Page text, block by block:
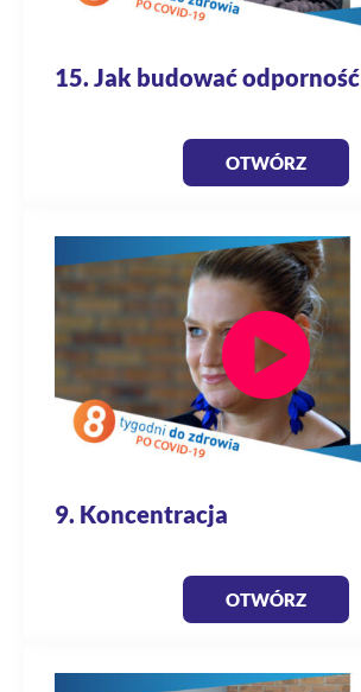
15. Jak budować odporność
OTWÓRZ
9. Koncentracja
OTWÓRZ